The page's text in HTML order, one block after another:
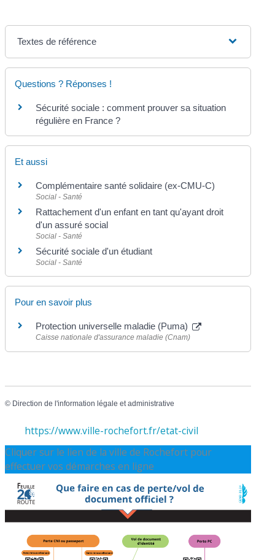
Textes de référence
Questions ? Réponses !
Sécurité sociale : comment prouver sa situation
régulière en France ?
Et aussi
Complémentaire santé solidaire (ex-CMU-C)
Social - Santé
Rattachement d'un enfant en tant qu'ayant droit
d'un assuré social
Social - Santé
Sécurité sociale d'un étudiant
Social - Santé
Pour en savoir plus
Protection universelle maladie (Puma)
Caisse nationale d'assurance maladie (Cnam)
© Direction de l'information légale et administrative
https://www.ville-rochefort.fr/etat-civil
Cliquer sur le lien de la ville de Rochefort pour
effectuer vos démarches en ligne